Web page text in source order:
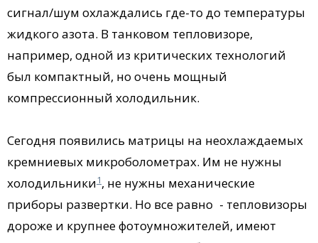
сигнал/шум охлаждались где-то до температуры
жидкого азота. В танковом тепловизоре,
например, одной из критических технологий
был компактный, но очень мощный
компрессионный холодильник.
Сегодня появились матрицы на неохлаждаемых
кремниевых микроболометрах. Им не нужны
холодильники1, не нужны механические
приборы развертки. Но все равно - тепловизоры
дороже и крупнее фотоумножителей, имеют